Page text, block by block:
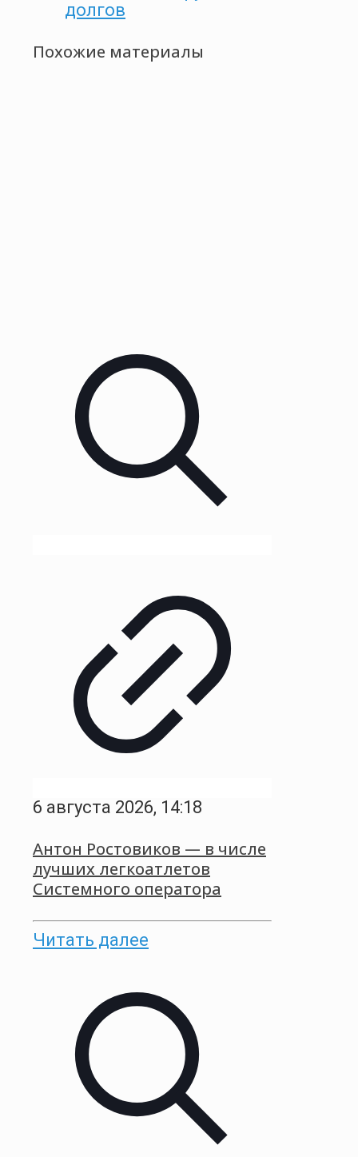
долгов
Похожие материалы
6 августа 2026, 14:18
Антон Ростовиков — в числе
лучших легкоатлетов
Системного оператора
Читать далее